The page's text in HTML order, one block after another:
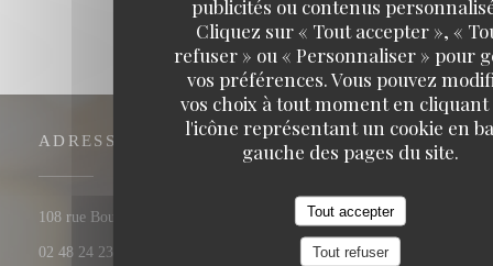
publicités ou contenus
Cliquez sur « Tout accepter », «
refuser » ou « Personnaliser » pour
vos préférences. Vous pouvez
vos choix à tout moment en
l'icône représentant un cookie en
gauche des pages du site.
Tout accepter
Tout refuser
ADRESSE
108 rue Bourbonnoux - vieux bourges 18000 BOURGES
02 48 24 23 59